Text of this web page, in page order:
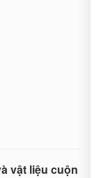
vật liệu cuộn